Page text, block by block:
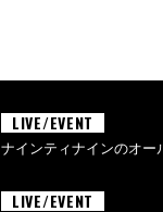
LIVE/EVENT
ナインティナインのオー
LIVE/EVENT